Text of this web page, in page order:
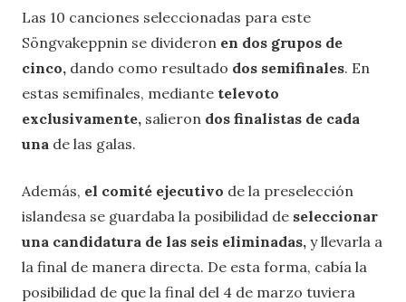
Las 10 canciones seleccionadas para este
Söngvakeppnin se divideron en dos grupos de
cinco, dando como resultado dos semifinales. En
estas semifinales, mediante televoto
exclusivamente, salieron dos finalistas de cada
una de las galas.
Además, el comité ejecutivo de la preselección
islandesa se guardaba la posibilidad de seleccionar
una candidatura de las seis eliminadas, y llevarla a
la final de manera directa. De esta forma, cabía la
posibilidad de que la final del 4 de marzo tuviera